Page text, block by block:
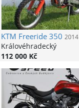
KTM Freeride 350 2014
Královéhradecký
112 000 Kč